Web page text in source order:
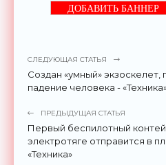
ДОБАВИТЬ БАННЕР
СЛЕДУЮЩАЯ СТАТЬЯ
Создан «умный»
падение человека -
ПРЕДЫДУЩАЯ СТАТЬЯ
Первый беспилотный
электротяге отправится в
«Техника»